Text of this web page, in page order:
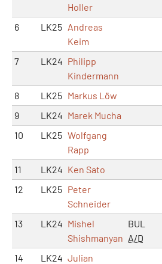
Holler
6 LK25 Andreas
Keim
7 LK24 Philipp
Kindermann
8 LK25 Markus Löw
9
LK24 Marek Mucha
10
LK25 Wolfgang
Rapp
11 LK24 Ken Sato
12
LK25 Peter
Schneider
13 LK24 Mishel
Shishmanyan
BUL
A/D
14 LK24 Julian